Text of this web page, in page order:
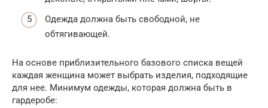
Одежда должна быть свободной, не
обтягивающей.
На основе приблизительного базового списка вещей
каждая женщина может выбрать изделия, подходящие
для нее. Минимум одежды, которая должна быть в
гардеробе: